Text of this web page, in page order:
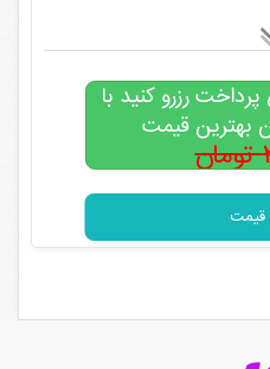
رزرو کنید با
بهترین قیمت
تومان
قیمت